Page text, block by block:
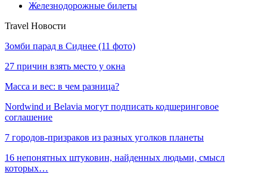
Железнодорожные билеты
Travel Новости
Зомби парад в Сиднее (11 фото)
27 причин взять место у окна
Масса и вес: в чем разница?
Nordwind и Belavia могут подписать кодшеринговое
соглашение
7 городов-призраков из разных уголков планеты
16 непонятных штуковин, найденных людьми, смысл
которых…